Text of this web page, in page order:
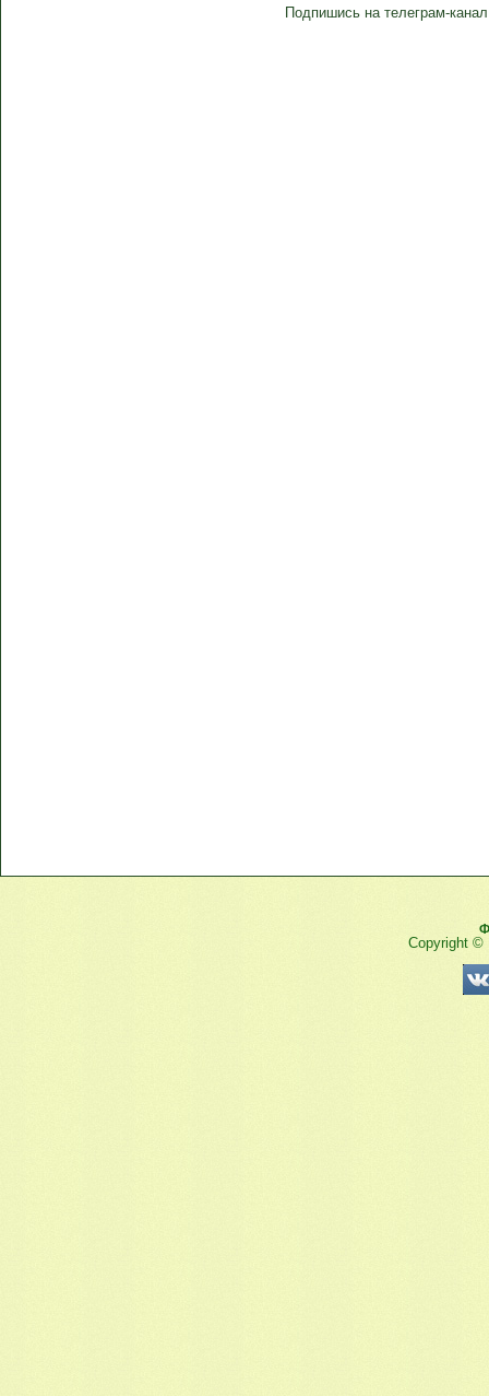
Подпишись на телеграм-
Copyright ©